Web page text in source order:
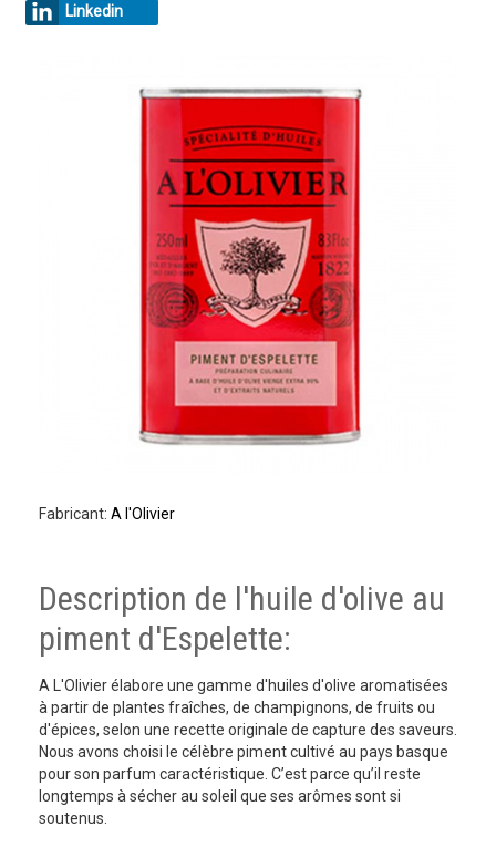
Linkedin
Fabricant: A l'Olivier
Description de l'huile d'olive au
piment d'Espelette:
A L'Olivier élabore une gamme d'huiles d'olive aromatisées
à partir de plantes fraîches, de champignons, de fruits ou
d'épices, selon une recette originale de capture des saveurs.
Nous avons choisi le célèbre piment cultivé au pays basque
pour son parfum caractéristique. C’est parce qu’il reste
longtemps à sécher au soleil que ses arômes sont si
soutenus.